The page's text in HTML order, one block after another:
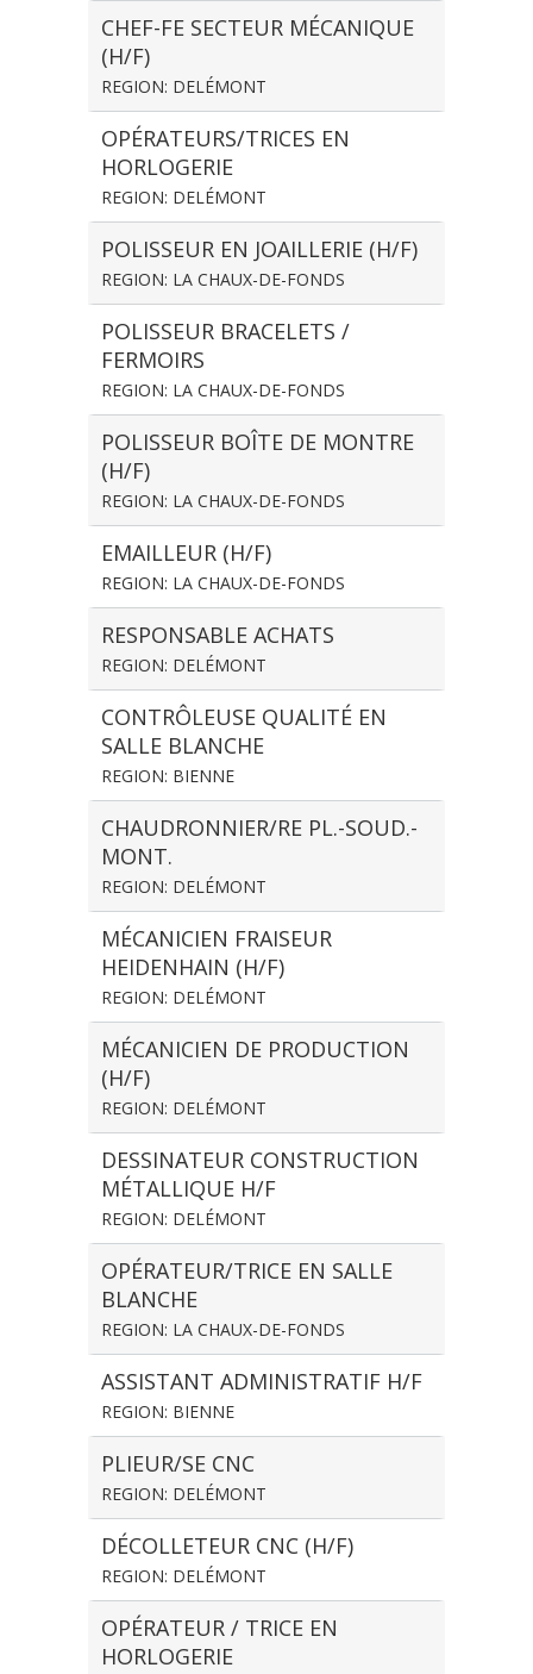
CHEF-FE SECTEUR MÉCANIQUE
(H/F)
REGION: DELÉMONT
OPÉRATEURS/TRICES EN
HORLOGERIE
REGION: DELÉMONT
POLISSEUR EN JOAILLERIE (H/F)
REGION: LA CHAUX-DE-FONDS
POLISSEUR BRACELETS /
FERMOIRS
REGION: LA CHAUX-DE-FONDS
POLISSEUR BOÎTE DE MONTRE
(H/F)
REGION: LA CHAUX-DE-FONDS
EMAILLEUR (H/F)
REGION: LA CHAUX-DE-FONDS
RESPONSABLE ACHATS
REGION: DELÉMONT
CONTRÔLEUSE QUALITÉ EN
SALLE BLANCHE
REGION: BIENNE
CHAUDRONNIER/RE PL.-SOUD.-
MONT.
REGION: DELÉMONT
MÉCANICIEN FRAISEUR
HEIDENHAIN (H/F)
REGION: DELÉMONT
MÉCANICIEN DE PRODUCTION
(H/F)
REGION: DELÉMONT
DESSINATEUR CONSTRUCTION
MÉTALLIQUE H/F
REGION: DELÉMONT
OPÉRATEUR/TRICE EN SALLE
BLANCHE
REGION: LA CHAUX-DE-FONDS
ASSISTANT ADMINISTRATIF H/F
REGION: BIENNE
PLIEUR/SE CNC
REGION: DELÉMONT
DÉCOLLETEUR CNC (H/F)
REGION: DELÉMONT
OPÉRATEUR / TRICE EN
HORLOGERIE